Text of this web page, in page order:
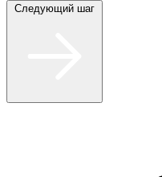
Следующий шаг